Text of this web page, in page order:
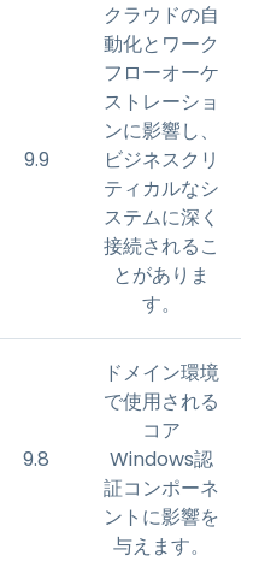
9.9
クラウドの自
動化とワーク
フローオーケ
ストレーショ
ンに影響し、
ビジネスクリ
ティカルなシ
ステムに深く
接続されるこ
とがありま
す。
9.8
ドメイン環境
で使用される
コア
Windows認
証コンポーネ
ントに影響を
与えます。